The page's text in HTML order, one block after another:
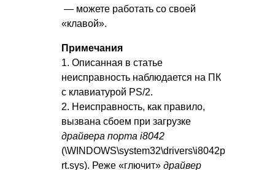
— можете работать со своей
«клавой».
Примечания
1. Описанная в статье
неисправность наблюдается на ПК
с клавиатурой PS/2.
2. Неисправность, как правило,
вызвана сбоем при загрузке
драйвера порта i8042
(\WINDOWS\system32\drivers\i8042p
rt.sys). Реже «глючит» драйвер